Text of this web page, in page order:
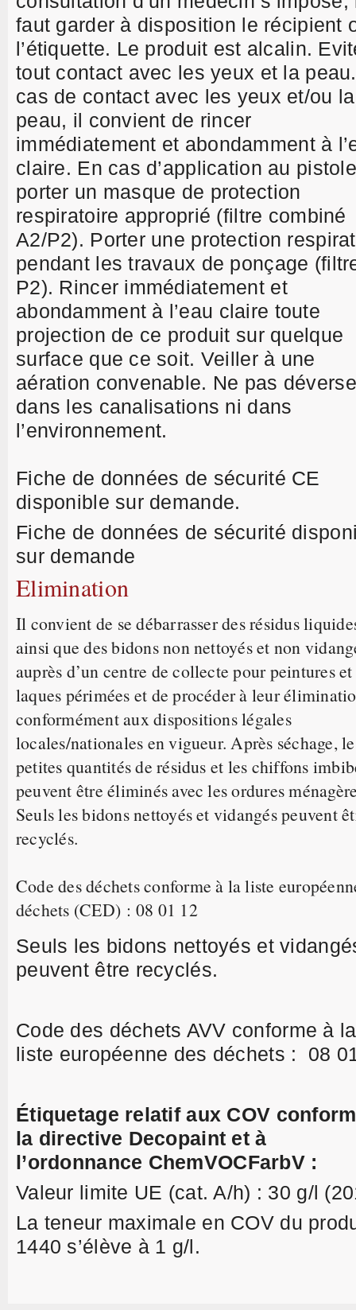
faut garder à disposition le récipient
l’étiquette. Le produit est alcalin.
tout contact avec les yeux et la
cas de contact avec les yeux et/ou la
peau, il convient de rincer
immédiatement et abondamment à
claire. En cas d’application au
porter un masque de protection
respiratoire approprié (filtre combiné
A2/P2). Porter une protection
pendant les travaux de ponçage
P2). Rincer immédiatement et
abondamment à l’eau claire toute
projection de ce produit sur quelque
surface que ce soit. Veiller à une
aération convenable. Ne pas
dans les canalisations ni dans
l’environnement.
Fiche de données de sécurité CE
disponible sur demande.
Fiche de données de sécurité
sur demande
Elimination
Il convient de se débarrasser des résidus
ainsi que des bidons non nettoyés et non
auprès d’un centre de collecte pour peintures et
laques périmées et de procéder à leur
conformément aux dispositions légales
locales/nationales en vigueur. Après séchage,
petites quantités de résidus et les chiffons
peuvent être éliminés avec les ordures
Seuls les bidons nettoyés et vidangés peuvent
recyclés.
Code des déchets conforme à la liste
déchets (CED) : 08 01 12
Seuls les bidons nettoyés et
peuvent être recyclés.
Code des déchets AVV conforme à la
liste européenne des déchets : 08
Étiquetage relatif aux COV
la directive Decopaint et à
l’ordonnance ChemVOCFarbV :
Valeur limite UE (cat. A/h) : 30 g/l
La teneur maximale en COV du
1440 s’élève à 1 g/l.